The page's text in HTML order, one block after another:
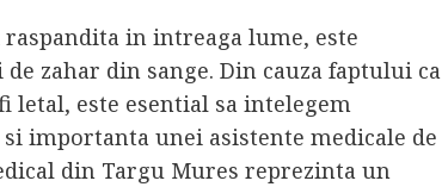
in intreaga lume, este
zahar din sange. Din cauza faptului ca
letal, este esential sa intelegem
importanta unei asistente medicale de
din Targu Mures reprezinta un